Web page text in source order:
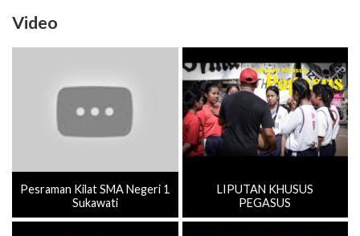
Video
Pesraman Kilat SMA Negeri 1
Sukawati
LIPUTAN KHUSUS
PEGASUS